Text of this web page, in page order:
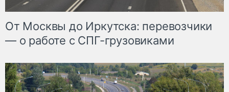
От Москвы до Иркутска: перевозчики
— о работе с СПГ-грузовиками